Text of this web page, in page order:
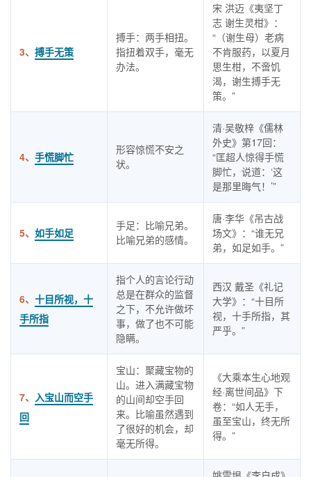
3、 搏手无策
搏手：两手相扭。
指扭着双手，毫无
办法。
宋 洪迈《夷坚丁
志 谢生灵柑》：
“（谢生母）老病
不肯服药，以夏月
思生柑，不啻饥
渴，谢生搏手无
策。”
4、 手慌脚忙
形容惊慌不安之
状。
清·吴敬梓《儒林
外史》第17回：
“匡超人惊得手慌
脚忙，说道：‘这
是那里晦气！’”
5、 如手如足
手足：比喻兄弟。
比喻兄弟的感情。
唐·李华《吊古战
场文》：“谁无兄
弟，如足如手。”
6、 十目所视，十
手所指
指个人的言论行动
总是在群众的监督
之下，不允许做坏
事，做了也不可能
隐瞒。
西汉 戴圣《礼记
大学》：“十目所
视，十手所指，其
严乎。”
7、 入宝山而空手
回
宝山：聚藏宝物的
山。进入满藏宝物
的山间却空手回
来。比喻虽然遇到
了很好的机会，却
毫无所得。
《大乘本生心地观
经·离世间品》下
卷：“如人无手，
虽至宝山，终无所
得。”